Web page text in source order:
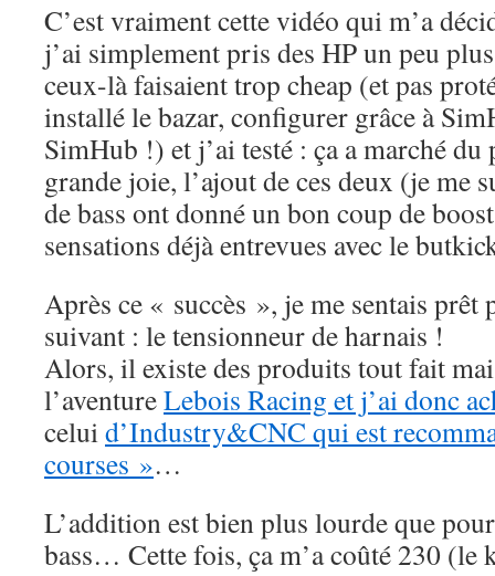
C’est vraiment cette vidéo qui m’a
j’ai simplement pris des HP un peu
ceux-là faisaient trop cheap (et pas
installé le bazar, configurer grâce à
SimHub !) et j’ai testé : ça a marché du
grande joie, l’ajout de ces deux (je me
de bass ont donné un bon coup de
sensations déjà entrevues avec le
Après ce « succès », je me sentais prêt
suivant : le tensionneur de harnais !
Alors, il existe des produits tout fait
l’aventureLebois Racing et j’ai donc
celuid’Industry&CNC qui est
courses »…
L’addition est bien plus lourde que
bass… Cette fois, ça m’a coûté 230